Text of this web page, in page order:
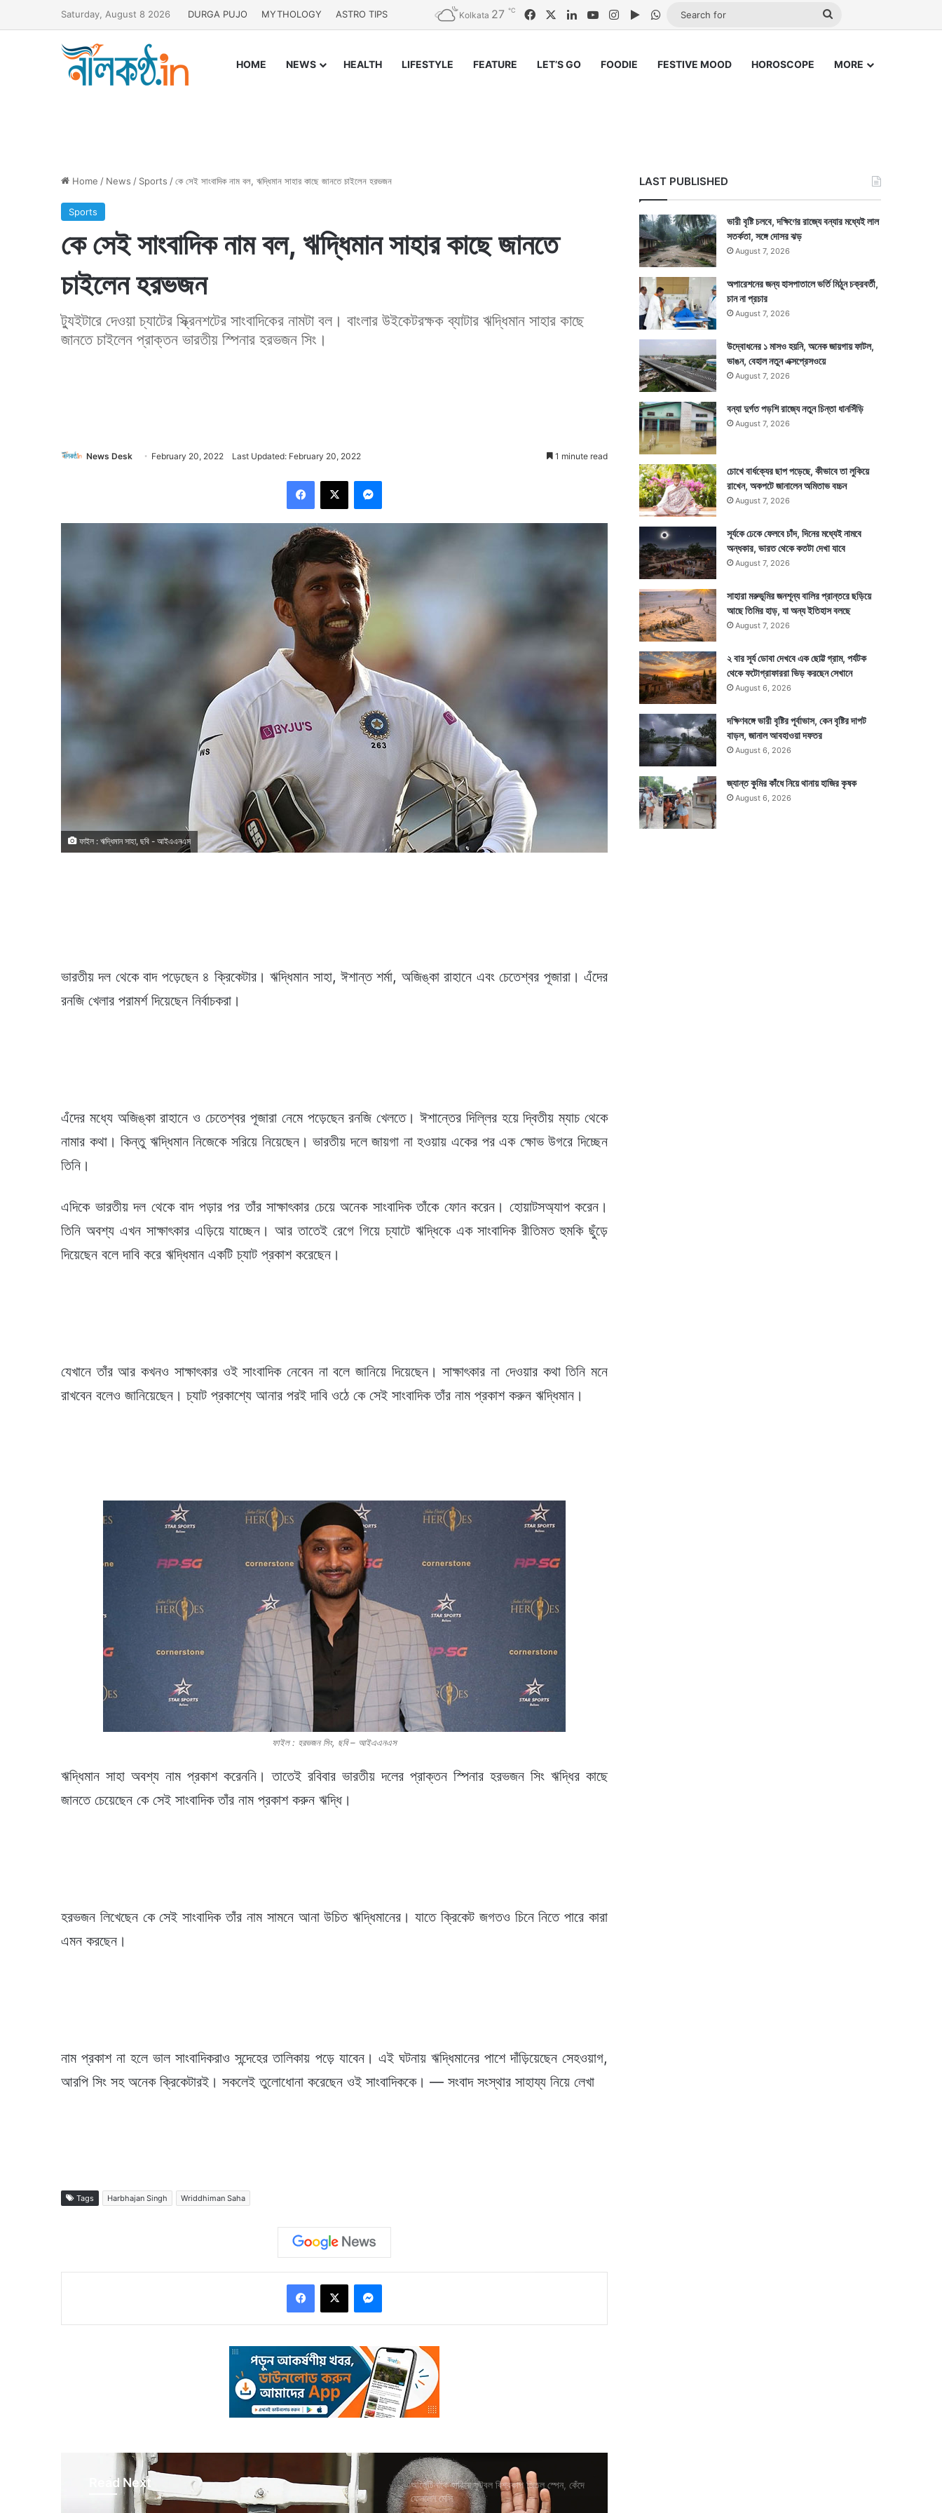
Saturday, August 8 2026 DURGA PUJO MYTHOLOGY ASTRO TIPS Kolkata 27 ℃ FacebookLinkedInYouTubeInstagram
Google Play
WhatsApp
HOME NEWS HEALTH LIFESTYLE FEATURE LET’S GO FOODIE FESTIVE MOOD HOROSCOPE MORE
Home / News / Sports /কে সেই সাংবাদিক নাম বল, ঋদ্ধিমান সাহার কাছে জানতে চাইলেন হরভজন
Sports
কে সেই সাংবাদিক নাম বল, ঋদ্ধিমান সাহার কাছে জানতে
চাইলেন হরভজন
ট্যুইটারে দেওয়া চ্যাটের স্ক্রিনশটের সাংবাদিকের নামটা বল। বাংলার উইকেটরক্ষক ব্যাটার ঋদ্ধিমান সাহার কাছে
জানতে চাইলেন প্রাক্তন ভারতীয় স্পিনার হরভজন সিং।
News Desk February 20, 2022 Last Updated: February 20, 2022 1 minute read
ফাইল : ঋদ্ধিমান সাহা, ছবি - আইএএনএস
ভারতীয় দল থেকে বাদ পড়েছেন ৪ ক্রিকেটার। ঋদ্ধিমান সাহা, ঈশান্ত শর্মা, অজিঙ্কা রাহানে এবং চেতেশ্বর পূজারা। এঁদের
রনজি খেলার পরামর্শ দিয়েছেন নির্বাচকরা।
এঁদের মধ্যে অজিঙ্কা রাহানে ও চেতেশ্বর পূজারা নেমে পড়েছেন রনজি খেলতে। ঈশান্তের দিল্লির হয়ে দ্বিতীয় ম্যাচ থেকে
নামার কথা। কিন্তু ঋদ্ধিমান নিজেকে সরিয়ে নিয়েছেন। ভারতীয় দলে জায়গা না হওয়ায় একের পর এক ক্ষোভ উগরে দিচ্ছেন
তিনি।
এদিকে ভারতীয় দল থেকে বাদ পড়ার পর তাঁর সাক্ষাৎকার চেয়ে অনেক সাংবাদিক তাঁকে ফোন করেন। হোয়াটসঅ্যাপ করেন।
তিনি অবশ্য এখন সাক্ষাৎকার এড়িয়ে যাচ্ছেন। আর তাতেই রেগে গিয়ে চ্যাটে ঋদ্ধিকে এক সাংবাদিক রীতিমত হুমকি ছুঁড়ে
দিয়েছেন বলে দাবি করে ঋদ্ধিমান একটি চ্যাট প্রকাশ করেছেন।
যেখানে তাঁর আর কখনও সাক্ষাৎকার ওই সাংবাদিক নেবেন না বলে জানিয়ে দিয়েছেন। সাক্ষাৎকার না দেওয়ার কথা তিনি মনে
রাখবেন বলেও জানিয়েছেন। চ্যাট প্রকাশ্যে আনার পরই দাবি ওঠে কে সেই সাংবাদিক তাঁর নাম প্রকাশ করুন ঋদ্ধিমান।
ফাইল : হরভজন সিং, ছবি – আইএএনএস
ঋদ্ধিমান সাহা অবশ্য নাম প্রকাশ করেননি। তাতেই রবিবার ভারতীয় দলের প্রাক্তন স্পিনার হরভজন সিং ঋদ্ধির কাছে
জানতে চেয়েছেন কে সেই সাংবাদিক তাঁর নাম প্রকাশ করুন ঋদ্ধি।
হরভজন লিখেছেন কে সেই সাংবাদিক তাঁর নাম সামনে আনা উচিত ঋদ্ধিমানের। যাতে ক্রিকেট জগতও চিনে নিতে পারে কারা
এমন করছেন।
নাম প্রকাশ না হলে ভাল সাংবাদিকরাও সন্দেহের তালিকায় পড়ে যাবেন। এই ঘটনায় ঋদ্ধিমানের পাশে দাঁড়িয়েছেন সেহওয়াগ,
আরপি সিং সহ অনেক ক্রিকেটারই। সকলেই তুলোধোনা করেছেন ওই সাংবাদিককে। — সংবাদ সংস্থার সাহায্য নিয়ে লেখা
Tags Harbhajan Singh Wriddhiman Saha
Read Next
আর্জেন্টিনাকে হারিয়ে ফুটবল বিশ্বকাপ জিতল স্পেন, কেঁদে
ফেললেন মেসি
LAST PUBLISHED
ভারী বৃষ্টি চলবে, দক্ষিণের রাজ্যে বন্যার মধ্যেই লাল
সতর্কতা, সঙ্গে দোসর ঝড়
August 7, 2026
অপারেশনের জন্য হাসপাতালে ভর্তি মিঠুন চক্রবর্তী,
চান না প্রচার
August 7, 2026
উদ্বোধনের ১ মাসও হয়নি, অনেক জায়গায় ফাটল,
ভাঙন, বেহাল নতুন এক্সপ্রেসওয়ে
August 7, 2026
বন্যা দুর্গত পড়শি রাজ্যে নতুন চিন্তা ধানসিঁড়ি
August 7, 2026
চোখে বার্ধক্যের ছাপ পড়েছে, কীভাবে তা লুকিয়ে
রাখেন, অকপটে জানালেন অমিতাভ বচ্চন
August 7, 2026
সূর্যকে ঢেকে ফেলবে চাঁদ, দিনের মধ্যেই নামবে
অন্ধকার, ভারত থেকে কতটা দেখা যাবে
August 7, 2026
সাহারা মরুভূমির জনশূন্য বালির প্রান্তরে ছড়িয়ে
আছে তিমির হাড়, যা অন্য ইতিহাস বলছে
August 7, 2026
২ বার সূর্য ডোবা দেখবে এক ছোট্ট গ্রাম, পর্যটক
থেকে ফটোগ্রাফাররা ভিড় করছেন সেখানে
August 6, 2026
দক্ষিণবঙ্গে ভারী বৃষ্টির পূর্বাভাস, কেন বৃষ্টির দাপট
বাড়ল, জানাল আবহাওয়া দফতর
August 6, 2026
জ্যান্ত কুমির কাঁধে নিয়ে থানায় হাজির কৃষক
August 6, 2026